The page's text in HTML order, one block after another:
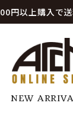
円以上購入で送
NEW